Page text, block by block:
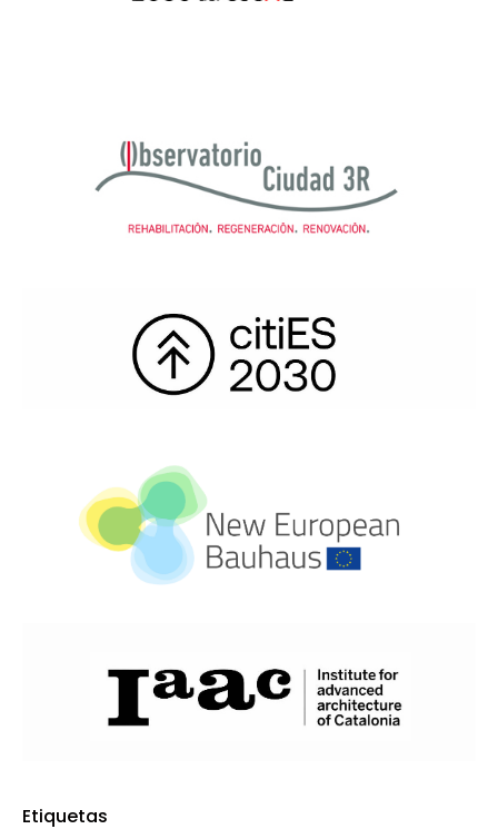
Etiquetas